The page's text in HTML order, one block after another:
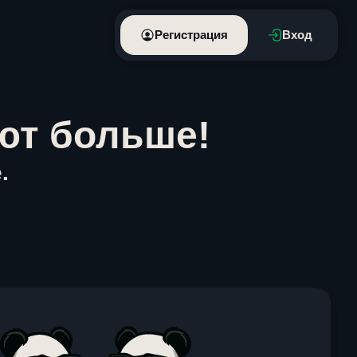
Регистрация Вход
больше!